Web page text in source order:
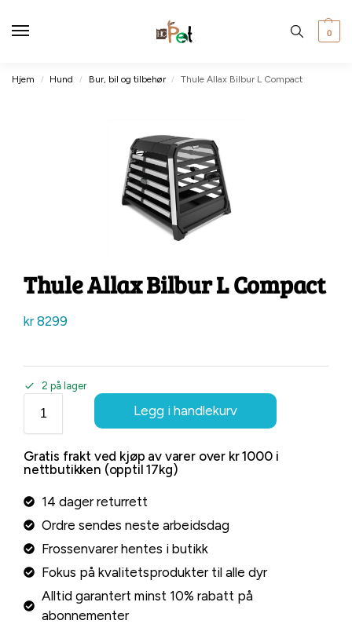
0
Hjem / Hund / Bur, bil og tilbehør / Thule Allax Bilbur L Compact
Thule Allax Bilbur L Compact
kr8299
2 på lager
Legg i handlekurv
Gratis frakt ved kjøp av varer over kr 1000 i
nettbutikken (opptil 17kg)
14 dager returrett
Ordre sendes neste arbeidsdag
Frossenvarer hentes i butikk
Fokus på kvalitetsprodukter til alle dyr
Alltid garantert minst 10% rabatt på
abonnementer